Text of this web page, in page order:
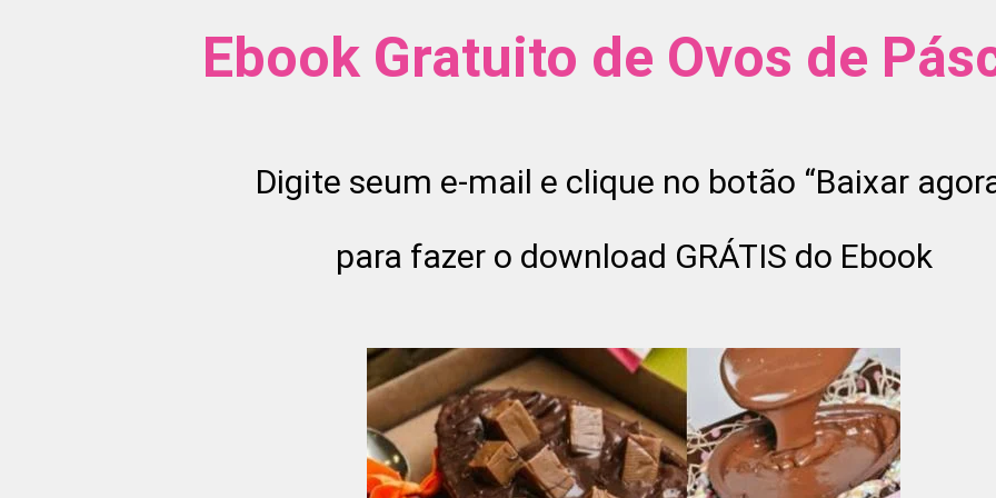
Ebook Gratuito de Ovos de
Digite seum e-mail e clique no botão “Baixar
para fazer o download GRÁTIS do Ebook